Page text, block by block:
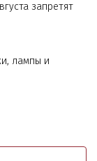
запретят
лампы и